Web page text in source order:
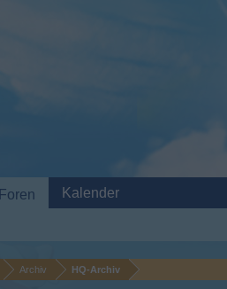
Archiv HQ-Archiv
Foren Kalender